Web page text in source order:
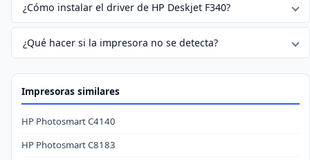
¿Cómo instalar el driver de HP Deskjet F340?
¿Qué hacer si la impresora no se detecta?
Impresoras similares
HP Photosmart C4140
HP Photosmart C8183